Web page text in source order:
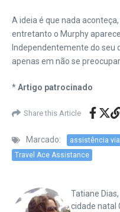
A ideia é que nada
entretanto o Murphy
Independentemente do seu
apenas em não se
*Artigo patrocinado
Share this Article
Marcado: assistência
Travel Ace Assistance
Tatiane
cidade natal